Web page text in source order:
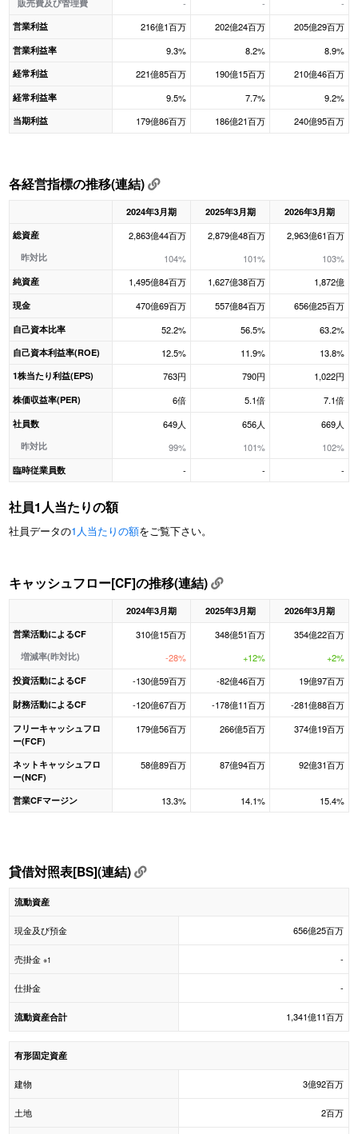
販売費及び管理費 - - -
営業利益 216億1百万 202億24百万 205億29百万
営業利益率 9.3% 8.2% 8.9%
経常利益 221億85百万 190億15百万 210億46百万
経常利益率 9.5% 7.7% 9.2%
当期利益 179億86百万 186億21百万 240億95百万
各経営指標の推移(連結)
2024年3月期 2025年3月期
2026年3月期
総資産
昨対比
2,863億44百万
104%
2,879億48百万
101%
2,963億61百万
103%
純資産 1,495億84百万 1,627億38百万 1,872億
現金 470億69百万 557億84百万 656億25百万
自己資本比率 52.2% 56.5% 63.2%
自己資本利益率(ROE) 12.5% 11.9% 13.8%
1株当たり利益(EPS) 763円 790円 1,022円
株価収益率(PER) 6倍 5.1倍 7.1倍
社員数
昨対比
649人
99%
656人
101%
669人
102%
臨時従業員数 - - -
社員1人当たりの額
社員データの1人当たりの額をご覧下さい。
キャッシュフロー[CF]の推移(連結)
2024年3月期 2025年3月期
2026年3月期
営業活動によるCF
増減率(昨対比)
310億15百万
-28%
348億51百万
+12%
354億22百万
+2%
投資活動によるCF -130億59百万 -82億46百万 19億97百万
財務活動によるCF -120億67百万 -178億11百万 -281億88百万
フリーキャッシュフロ
ー(FCF)
179億56百万 266億5百万 374億19百万
ネットキャッシュフロ
ー(NCF)
58億89百万 87億94百万 92億31百万
営業CFマージン 13.3% 14.1% 15.4%
貸借対照表[BS](連結)
流動資産
現金及び預金 656億25百万
売掛金 ※1 -
仕掛金 -
流動資産合計 1,341億11百万
有形固定資産
建物 3億92百万
土地 2百万